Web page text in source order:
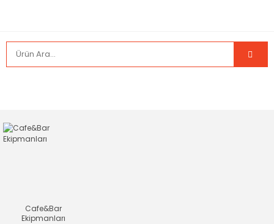
Cafe&Bar
Ekipmanları